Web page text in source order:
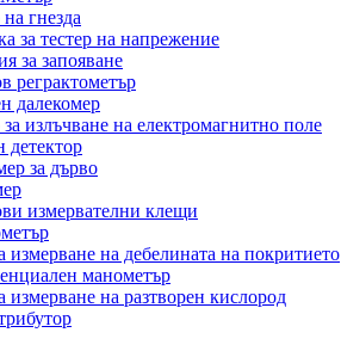
гнезда
за тестер на напрежение
за запояване
реграктометър
далекомер
за излъчване на електромагнитно поле
детектор
за дърво
измервателни клещи
измерване на дебелината на покритието
манометър
измерване на разтворен кислород